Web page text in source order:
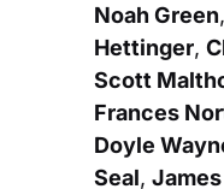
Noah Green,
Hettinger,
Scott
Frances
Doyle
Seal,